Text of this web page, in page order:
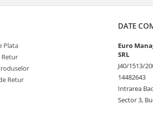
Plata
Retur
Retur
DATE
Euro
SRL
J40/1513/
14482643
Intrarea
Sector 3,